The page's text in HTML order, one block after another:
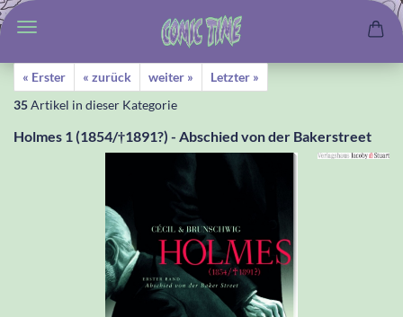
« Erster « zurück weiter »
Letzter »
35Artikel in dieser Kategorie
Holmes 1 (1854/†1891?) - Abschied von der Bakerstreet